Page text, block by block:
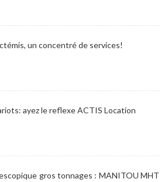
un concentré de services!
ayez le reflexe ACTIS Location
gros tonnages : MANITOU MHT